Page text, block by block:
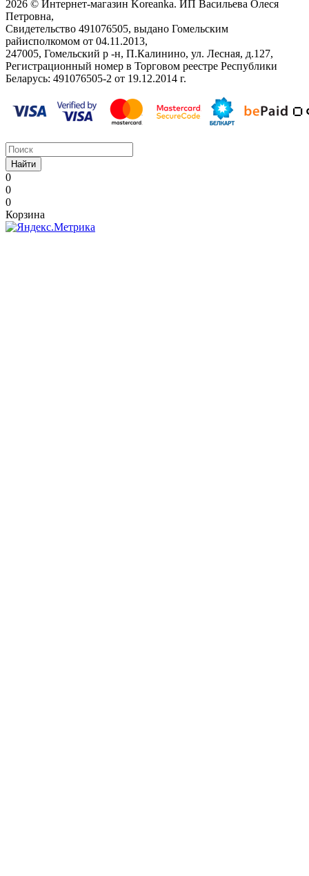
2026 © Интернет-магазин Koreanka. ИП Васильева Олеся
Петровна,
Свидетельство ‎491076505, выдано Гомельским
райисполкомом от 04.11.2013,
247005, Гомельский р -н, П.Калинино, ул. Лесная, д.127,
Регистрационный номер в Торговом реестре Республики
Беларусь: ‎491076505-2 от 19.12.2014 г.
Найти
0
0
0
Корзина